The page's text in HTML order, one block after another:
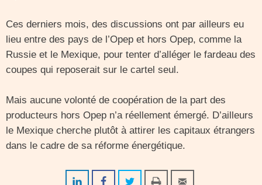
Ces derniers mois, des discussions ont par ailleurs eu
lieu entre des pays de l’Opep et hors Opep, comme la
Russie et le Mexique, pour tenter d’alléger le fardeau des
coupes qui reposerait sur le cartel seul.
Mais aucune volonté de coopération de la part des
producteurs hors Opep n’a réellement émergé. D’ailleurs
le Mexique cherche plutôt à attirer les capitaux étrangers
dans le cadre de sa réforme énergétique.